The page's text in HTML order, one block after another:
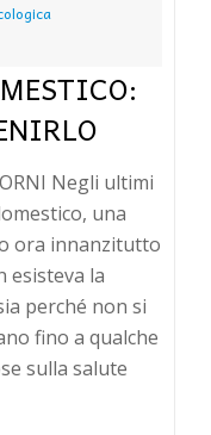
Negli ultimi
una
ora innanzitutto
esisteva la
perché non si
fino a qualche
sulla salute